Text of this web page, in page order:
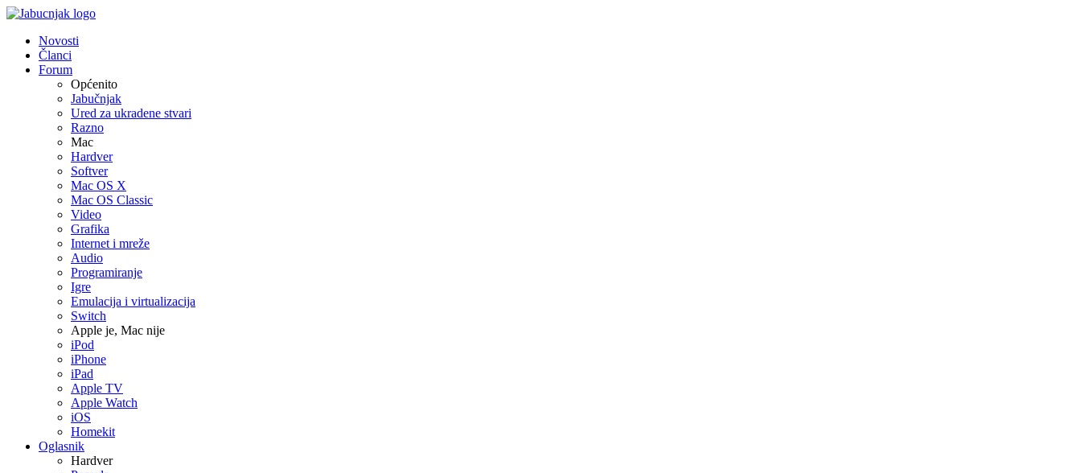
Novosti
Članci
Forum
Općenito
Jabučnjak
Ured za ukradene stvari
Razno
Mac
Hardver
Softver
Mac OS X
Mac OS Classic
Video
Grafika
Internet i mreže
Audio
Programiranje
Igre
Emulacija i virtualizacija
Switch
Apple je, Mac nije
iPod
iPhone
iPad
Apple TV
Apple Watch
iOS
Homekit
Oglasnik
Hardver